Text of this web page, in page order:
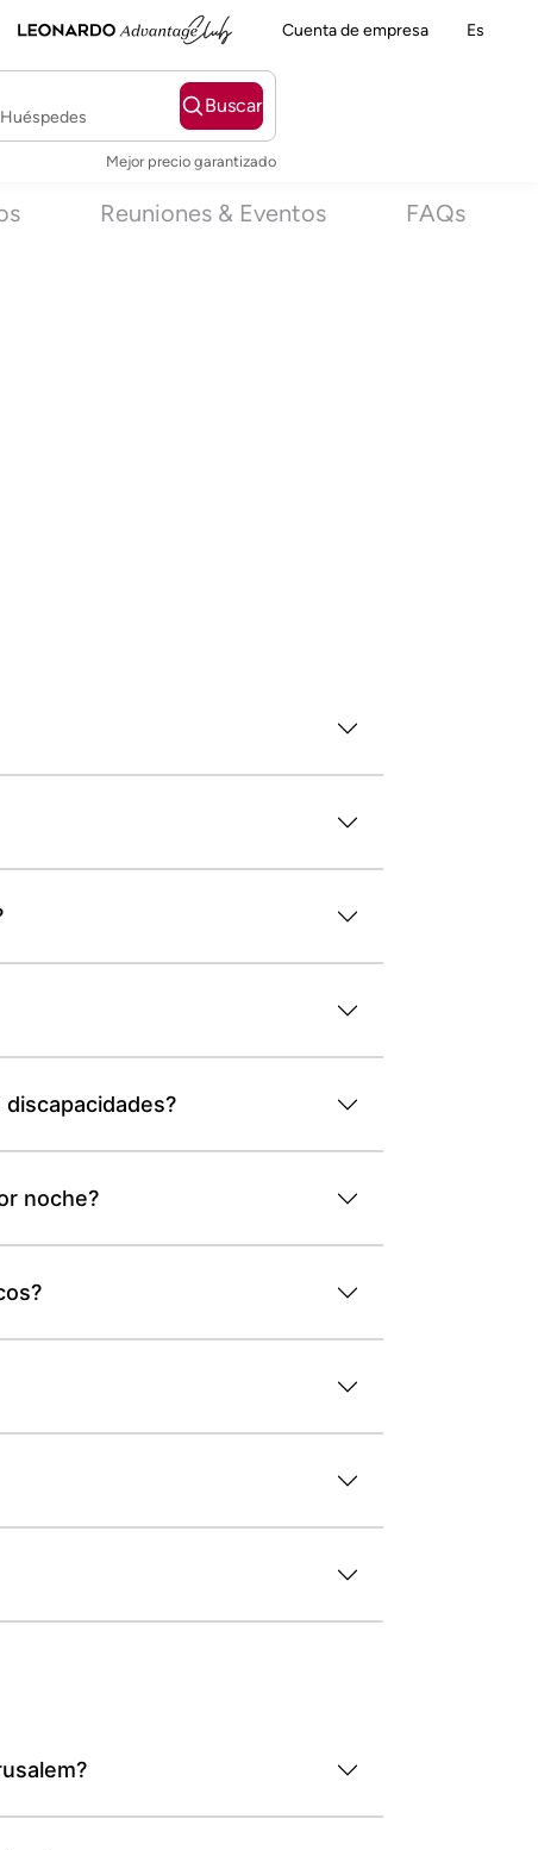
Cuenta de empresa Es
Buscar
Mejor precio garantizado
Reuniones & Eventos FAQs
noche?